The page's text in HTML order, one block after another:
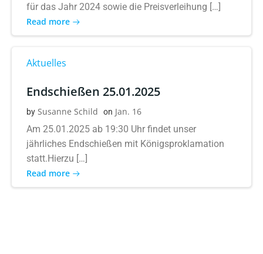
für das Jahr 2024 sowie die Preisverleihung […]
Read more
Aktuelles
Endschießen 25.01.2025
by Susanne Schild on Jan. 16
Am 25.01.2025 ab 19:30 Uhr findet unser
jährliches Endschießen mit Königsproklamation
statt.Hierzu […]
Read more